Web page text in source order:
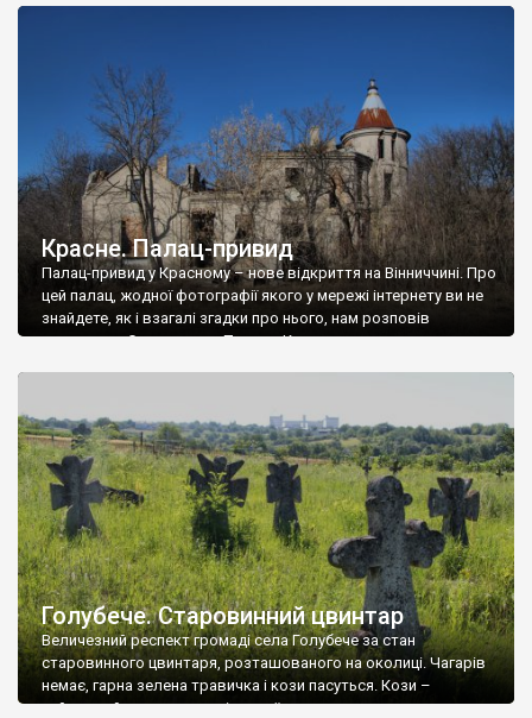
Красне. Палац-привид
Палац-привид у Красному – нове відкриття на Вінниччині. Про
цей палац, жодної фотографії якого у мережі інтернету ви не
знайдете, як і взагалі згадки про нього, нам розповів
мешканець Самгородка. Палац у Красному вразив не лише
Голубече. Старовинний цвинтар
Величезний респект громаді села Голубече за стан
старовинного цвинтаря, розташованого на околиці. Чагарів
немає, гарна зелена травичка і кози пасуться. Кози –
найкращий регулятор шкідливої, для старих кладовищ,